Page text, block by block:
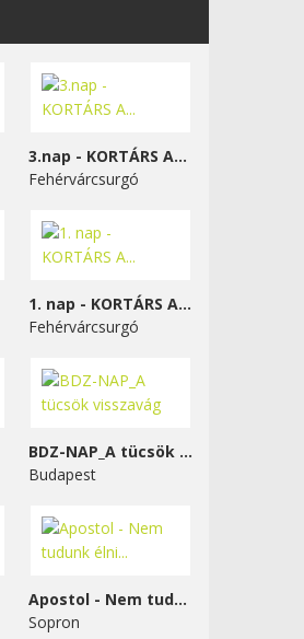
3.nap - KORTÁRS A...
Fehérvárcsurgó
1. nap - KORTÁRS A...
Fehérvárcsurgó
BDZ-NAP_A tücsök visszavág
Budapest
Apostol - Nem tudunk élni...
Sopron